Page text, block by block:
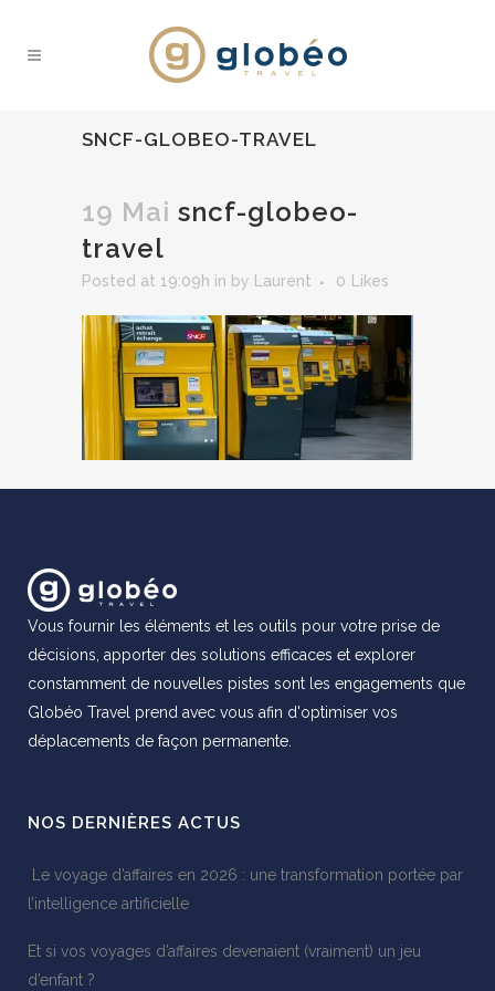
SNCF-GLOBEO-TRAVEL
19 Mai sncf-globeo-
travel
Posted at 19:09h in by Laurent 0 Likes
Vous fournir les éléments et les outils pour votre prise de
décisions, apporter des solutions efficaces et explorer
constamment de nouvelles pistes sont les engagements que
Globéo Travel prend avec vous afin d'optimiser vos
déplacements de façon permanente.
NOS DERNIÈRES ACTUS
Le voyage d’affaires en 2026 : une transformation portée par
l’intelligence artificielle
Et si vos voyages d’affaires devenaient (vraiment) un jeu
d’enfant ?